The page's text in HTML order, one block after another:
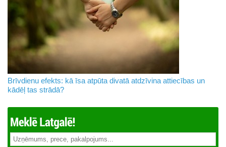
Brīvdienu efekts: kā īsa atpūta divatā atdzīvina attiecības un
kādēļ tas strādā?